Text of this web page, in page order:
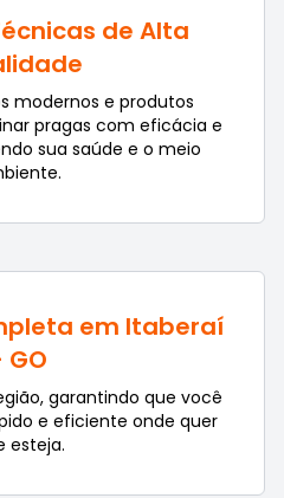
de Alta
modernos e produtos
pragas com eficácia e
sua saúde e o meio
em Itaberaí
GO
garantindo que você
e eficiente onde quer
esteja.